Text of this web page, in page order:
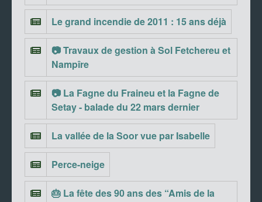
Le grand incendie de 2011 : 15 ans déjà
📷 Travaux de gestion à Sol Fetchereu et
Nampîre
📷 La Fagne du Fraineu et la Fagne de
Setay - balade du 22 mars dernier
La vallée de la Soor vue par Isabelle
Perce-neige
🎂 La fête des 90 ans des “Amis de la